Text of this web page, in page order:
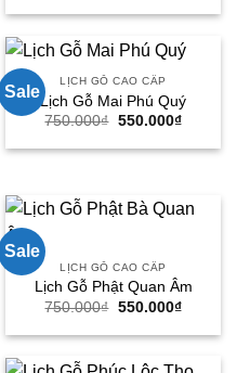
là:
tại
Sale
LỊCH GỖ CAO CẤP
Lịch Gỗ Mai Phú Quý
750.000₫ Giá
là:
550.000₫Giá
tại
Sale
LỊCH GỖ CAO CẤP
Lịch Gỗ Phật Quan Âm
750.000₫ Giá
là:
550.000₫Giá
tại